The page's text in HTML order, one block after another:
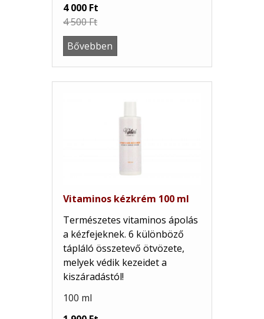
4 000 Ft
4 500 Ft
Bővebben
Vitaminos kézkrém 100 ml
Természetes vitaminos ápolás
a kézfejeknek. 6 különböző
tápláló összetevő ötvözete,
melyek védik kezeidet a
kiszáradástól!
100 ml